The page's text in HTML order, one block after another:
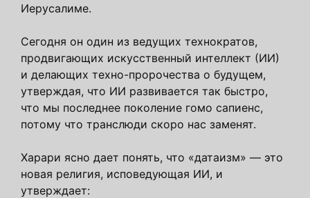
Иерусалиме.
Сегодня он один из ведущих технократов,
продвигающих искусственный интеллект (ИИ)
и делающих техно-пророчества о будущем,
утверждая, что ИИ развивается так быстро,
что мы последнее поколение гомо сапиенс,
потому что транслюди скоро нас заменят.
Харари ясно дает понять, что «датаизм» — это
новая религия, исповедующая ИИ, и
утверждает: